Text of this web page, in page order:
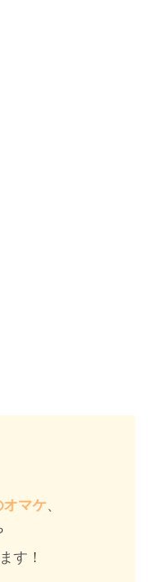
オマケ
す！